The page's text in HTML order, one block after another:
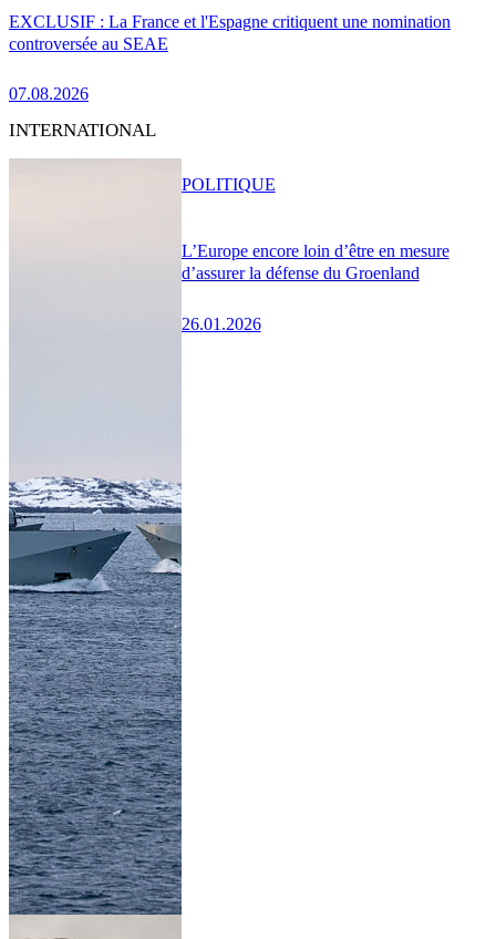
EXCLUSIF : La France et l'Espagne critiquent une nomination
controversée au SEAE
07.08.2026
INTERNATIONAL
L’Europe encore loin d’être en mesure
d’assurer la défense du Groenland
26.01.2026
POLITIQUE